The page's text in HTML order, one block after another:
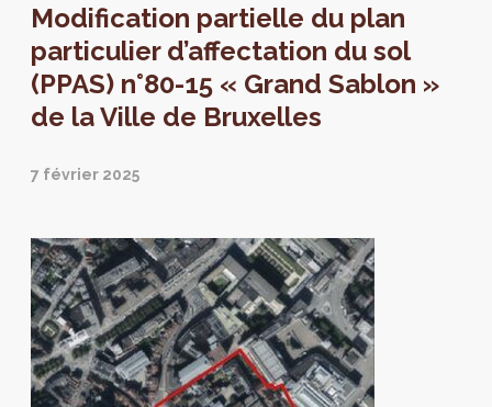
Modification partielle du plan
particulier d’affectation du sol
(PPAS) n°80-15 « Grand Sablon »
de la Ville de Bruxelles
7 février 2025